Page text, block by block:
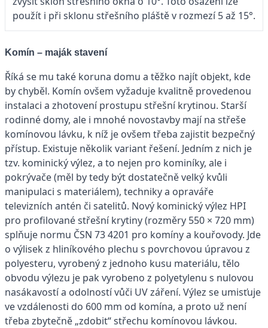
použít i při sklonu střešního pláště v rozmezí 5 až 15°.
Komín – maják stavení
Říká se mu také koruna domu a těžko najít objekt, kde
by chyběl. Komín ovšem vyžaduje kvalitně provedenou
instalaci a zhotovení prostupu střešní krytinou. Starší
rodinné domy, ale i mnohé novostavby mají na střeše
komínovou lávku, k níž je ovšem třeba zajistit bezpečný
přístup. Existuje několik variant řešení. Jedním z nich je
tzv. kominický výlez, a to nejen pro kominíky, ale i
pokrývače (měl by tedy být dostatečně velký kvůli
manipulaci s materiálem), techniky a opraváře
televizních antén či satelitů. Nový kominický výlez HPI
pro profilované střešní krytiny (rozměry 550 × 720 mm)
splňuje normu ČSN 73 4201 pro komíny a kouřovody. Jde
o výlisek z hliníkového plechu s povrchovou úpravou z
polyesteru, vyrobený z jednoho kusu materiálu, tělo
obvodu výlezu je pak vyrobeno z polyetylenu s nulovou
nasákavostí a odolností vůči UV záření. Výlez se umisťuje
ve vzdálenosti do 600 mm od komína, a proto už není
třeba zbytečně „zdobit“ střechu komínovou lávkou.